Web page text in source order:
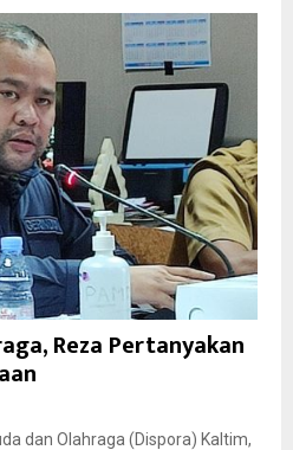
Reza Pertanyakan
dan Olahraga (Dispora) Kaltim,